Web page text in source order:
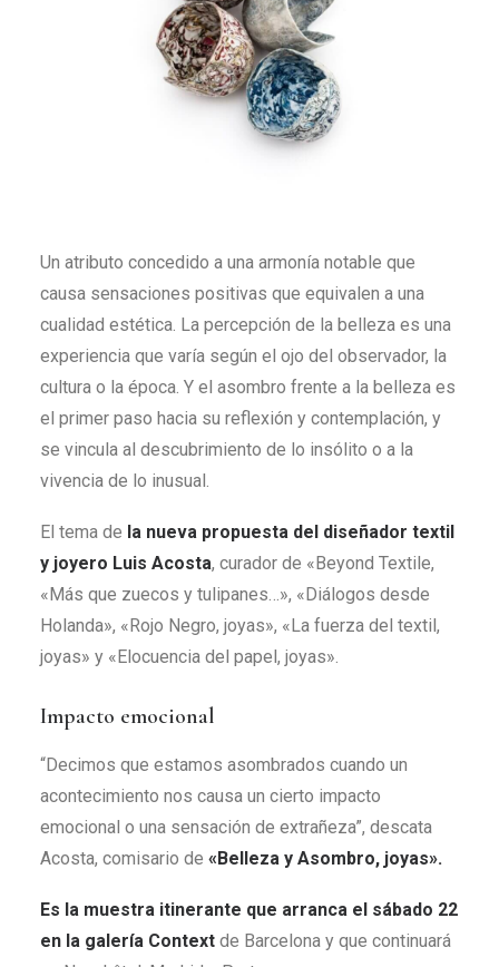
Un atributo concedido a una armonía notable que
causa sensaciones positivas que equivalen a una
cualidad estética. La percepción de la belleza es una
experiencia que varía según el ojo del observador, la
cultura o la época. Y el asombro frente a la belleza es
el primer paso hacia su reflexión y contemplación, y
se vincula al descubrimiento de lo insólito o a la
vivencia de lo inusual.
El tema de la nueva propuesta del diseñador textil
y joyero Luis Acosta, curador de «Beyond Textile,
«Más que zuecos y tulipanes…», «Diálogos desde
Holanda», «Rojo Negro, joyas», «La fuerza del textil,
joyas» y «Elocuencia del papel, joyas».
Impacto emocional
“Decimos que estamos asombrados cuando un
acontecimiento nos causa un cierto impacto
emocional o una sensación de extrañeza”, descata
Acosta, comisario de «Belleza y Asombro, joyas».
Es la muestra itinerante que arranca el sábado 22
en la galería Context de Barcelona y que continuará